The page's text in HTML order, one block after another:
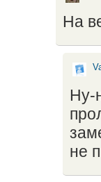
На
Ну-
не